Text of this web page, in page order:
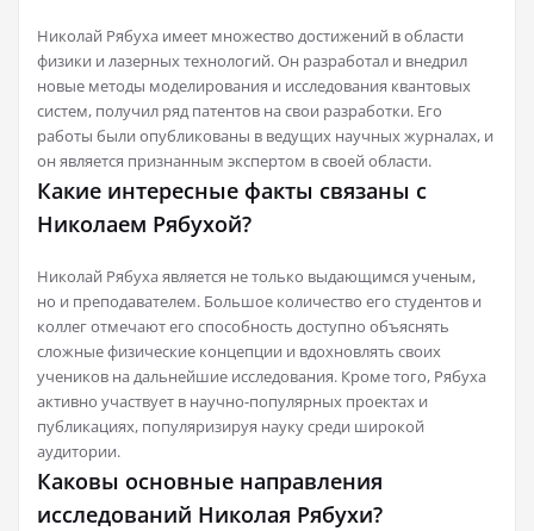
Николай Рябуха имеет множество достижений в области
физики и лазерных технологий. Он разработал и внедрил
новые методы моделирования и исследования квантовых
систем, получил ряд патентов на свои разработки. Его
работы были опубликованы в ведущих научных журналах, и
он является признанным экспертом в своей области.
Какие интересные факты связаны с
Николаем Рябухой?
Николай Рябуха является не только выдающимся ученым,
но и преподавателем. Большое количество его студентов и
коллег отмечают его способность доступно объяснять
сложные физические концепции и вдохновлять своих
учеников на дальнейшие исследования. Кроме того, Рябуха
активно участвует в научно-популярных проектах и
публикациях, популяризируя науку среди широкой
аудитории.
Каковы основные направления
исследований Николая Рябухи?